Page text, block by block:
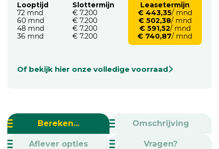
Looptijd
72 mnd
60 mnd
48 mnd
36 mnd
Slottermijn
€ 7.200
€ 7.200
€ 7.200
€ 7.200
Leasetermijn
€ 443,35/ mnd
€ 502,38/ mnd
€ 591,52/ mnd
€ 740,87/ mnd
Of bekijk hier onze volledige voorraad
Bereken... Omschrijving
Aflever opties Vragen?